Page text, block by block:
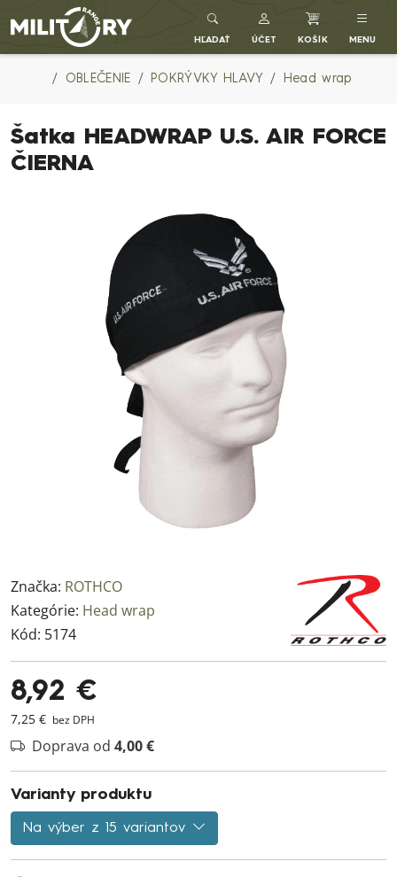
Army shop MILITARY RANGE SK
HĽADAŤ ÚČET KOŠÍK MENU
OBLEČENIE POKRÝVKY HLAVY Head wrap
Šatka HEADWRAP U.S. AIR FORCE
ČIERNA
Značka: ROTHCO
Kategórie: Head wrap
Kód: 5174
8,92 €
7,25 € bez DPH
Doprava od 4,00 €
Varianty produktu
Na výber z 15 variantov